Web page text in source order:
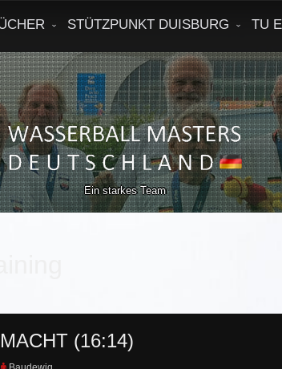
STÜTZPUNKT DUISBURG TU
Ein starkes Team
(16:14)